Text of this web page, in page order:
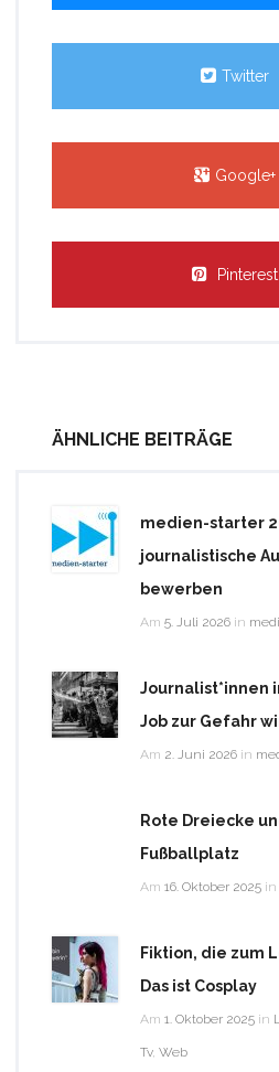
Twitter
Google+
Pinterest
ÄHNLICHE BEITRÄGE
medien-starter
journalistische
bewerben
Am 5. Juli 2026 in
Journalist*innen
Job zur Gefahr
Am 2. Juni 2026 in
Rote Dreiecke
Fußballplatz
Am 16. Oktober 2025 in
Fiktion, die zum
Das ist Cosplay
Am 1. Oktober 2025 in
Tv, Web